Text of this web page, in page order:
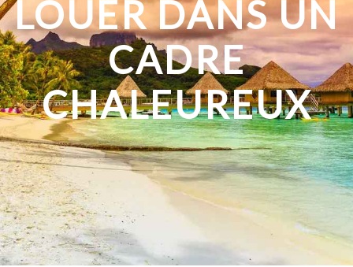
LOUER DANS UN
CADRE
CHALEUREUX